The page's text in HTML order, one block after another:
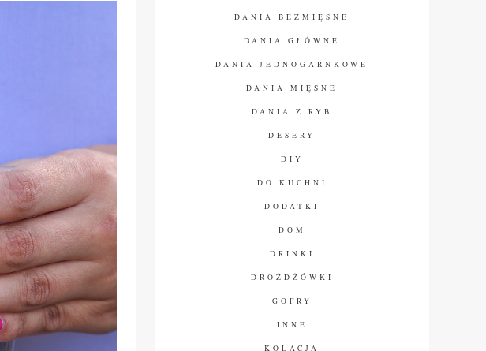
DANIA BEZMIĘSNE
DANIA GŁÓWNE
DANIA JEDNOGARNKOWE
DANIA MIĘSNE
DANIA Z RYB
DESERY
DIY
DO KUCHNI
DODATKI
DOM
DRINKI
DROŻDŻÓWKI
GOFRY
INNE
KOLACJA